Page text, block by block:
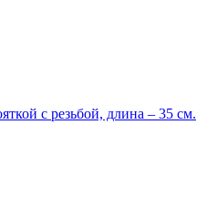
с резьбой, длина – 35 см.